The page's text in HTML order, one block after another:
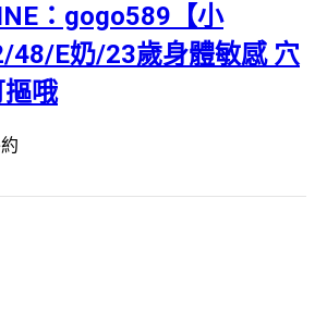
：gogo589【小
48/E奶/23歲身體敏感 穴
摳哦